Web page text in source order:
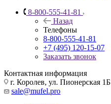
8-800-555-41-81
Назад
Телефоны
8-800-555-41-81
+7 (495) 120-15-07
Заказать звонок
Контактная информация
г. Королев, ул. Пионерская 1Б
sale@mufel.pro